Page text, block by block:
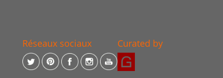
Réseaux sociaux Curated by